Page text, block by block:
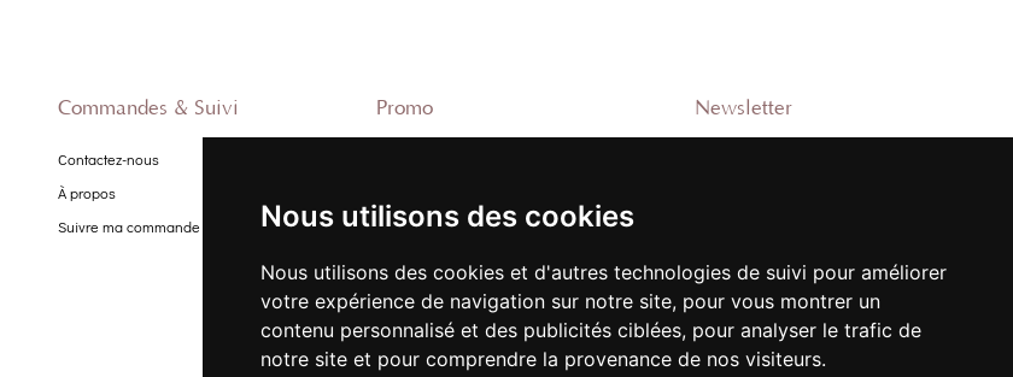
Nous utilisons des cookies
Nous utilisons des cookies et d'autres technologies de suivi pour améliorer
votre expérience de navigation sur notre site, pour vous montrer un
contenu personnalisé et des publicités ciblées, pour analyser le trafic de
notre site et pour comprendre la provenance de nos visiteurs.
Commandes & Suivi
Contactez-nous
À propos
Suivre ma commande
Promo
Promo Homme
Promo Enfant
Newsletter
M'ENREGISTRER